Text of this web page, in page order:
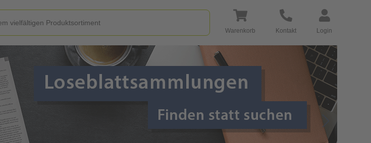
Warenkorb Kontakt Login
Go to Next